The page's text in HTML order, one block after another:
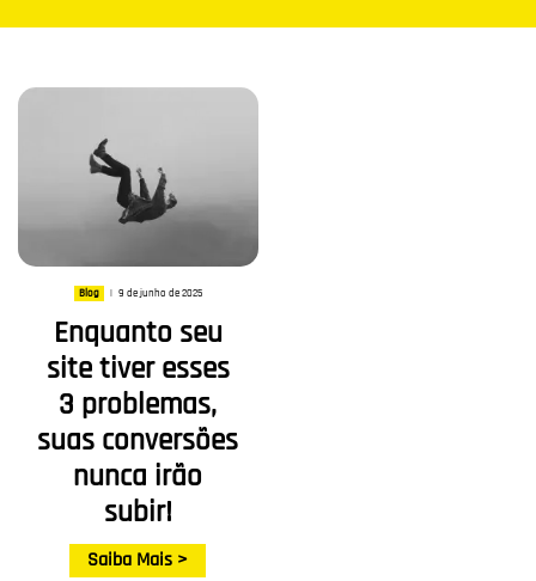
Blog | 9 de junho de 2025
Enquanto seu
site tiver esses
3 problemas,
suas conversões
nunca irão
subir!
Saiba Mais >